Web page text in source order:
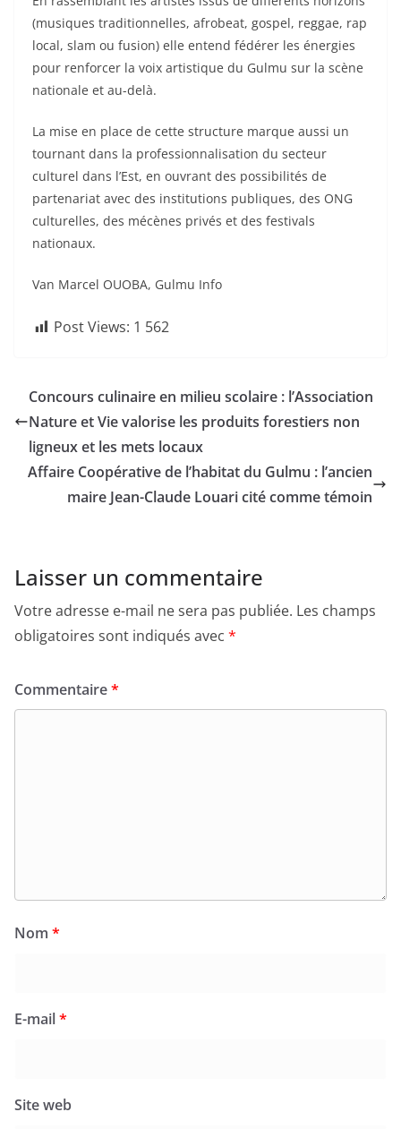
(musiques traditionnelles, afrobeat, gospel, reggae, rap
local, slam ou fusion) elle entend fédérer les énergies
pour renforcer la voix artistique du Gulmu sur la scène
nationale et au-delà.
La mise en place de cette structure marque aussi un
tournant dans la professionnalisation du secteur
culturel dans l’Est, en ouvrant des possibilités de
partenariat avec des institutions publiques, des ONG
culturelles, des mécènes privés et des festivals
nationaux.
Van Marcel OUOBA, Gulmu Info
Post Views: 1 562
Concours culinaire en milieu scolaire : l’Association
Nature et Vie valorise les produits forestiers non
ligneux et les mets locaux
Affaire Coopérative de l’habitat du Gulmu : l’ancien
maire Jean-Claude Louari cité comme témoin
Laisser un commentaire
Votre adresse e-mail ne sera pas publiée. Les champs
obligatoires sont indiqués avec *
Commentaire*
Nom *
E-mail*
Site web